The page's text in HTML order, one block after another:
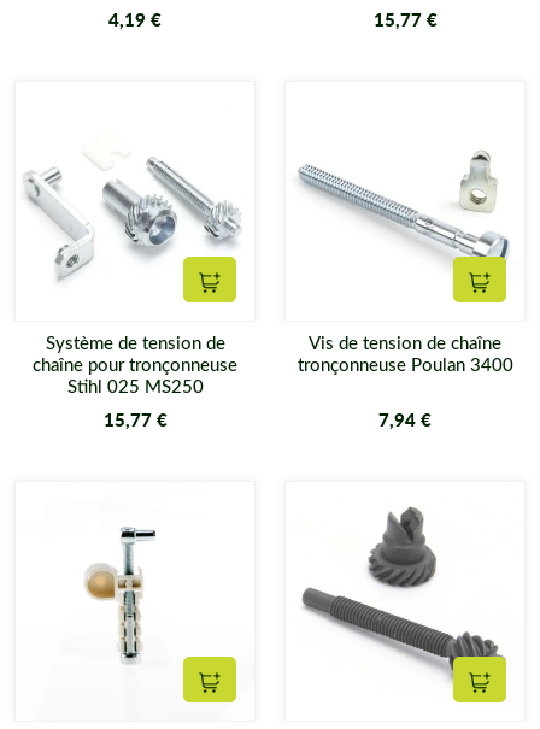
4,19 € 15,77 €
Ajouter au panier
Système de tension de
chaîne pour tronçonneuse
Stihl 025 MS250
15,77 €
Vis de tension de chaîne
tronçonneuse Poulan 3400
7,94 €
Ajouter au panier